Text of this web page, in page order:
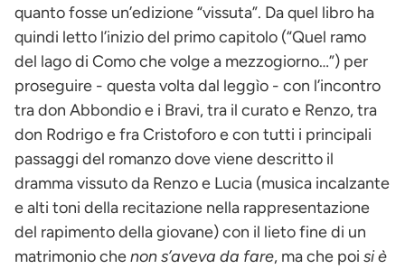
quanto fosse un’edizione “vissuta”. Da quel libro ha
quindi letto l’inizio del primo capitolo (“Quel ramo
del lago di Como che volge a mezzogiorno…”) per
proseguire - questa volta dal leggìo - con l’incontro
tra don Abbondio e i Bravi, tra il curato e Renzo, tra
don Rodrigo e fra Cristoforo e con tutti i principali
passaggi del romanzo dove viene descritto il
dramma vissuto da Renzo e Lucia (musica incalzante
e alti toni della recitazione nella rappresentazione
del rapimento della giovane) con il lieto fine di un
matrimonio chenon s’aveva da fare, ma che poi si è